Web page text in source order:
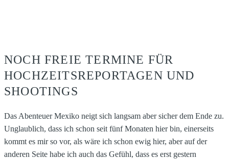
NOCH FREIE TERMINE FÜR
HOCHZEITSREPORTAGEN UND
SHOOTINGS
Das Abenteuer Mexiko neigt sich langsam aber sicher dem Ende zu.
Unglaublich, dass ich schon seit fünf Monaten hier bin, einerseits
kommt es mir so vor, als wäre ich schon ewig hier, aber auf der
anderen Seite habe ich auch das Gefühl, dass es erst gestern